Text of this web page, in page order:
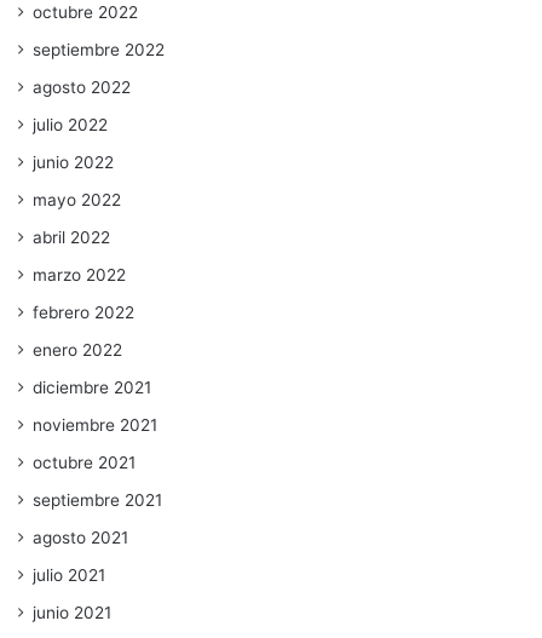
octubre 2022
septiembre 2022
agosto 2022
julio 2022
junio 2022
mayo 2022
abril 2022
marzo 2022
febrero 2022
enero 2022
diciembre 2021
noviembre 2021
octubre 2021
septiembre 2021
agosto 2021
julio 2021
junio 2021